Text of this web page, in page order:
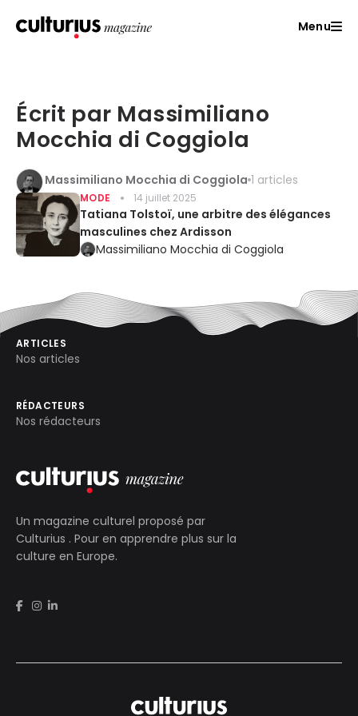
Menu
Écrit par Massimiliano
Mocchia di Coggiola
Massimiliano Mocchia di Coggiola 1 articles
MODE 14 juillet 2025
Tatiana Tolstoï, une arbitre des élégances
masculines chez Ardisson
Massimiliano Mocchia di Coggiola
Un magazine culturel proposé par
Culturius . Pour en apprendre plus sur la
culture en Europe.
ARTICLES
Nos articles
RÉDACTEURS
Nos rédacteurs